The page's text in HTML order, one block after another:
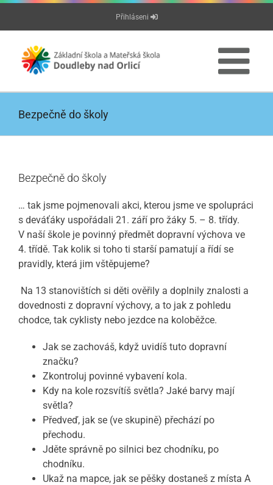
Přeskočit
Přihláseni
Bezpečně do školy
Bezpečně do školy
… tak jsme pojmenovali akci, kterou jsme ve spolupráci
s deváťáky uspořádali 21. září pro žáky 5. – 8. třídy.
V naší škole je povinný předmět dopravní výchova ve
4. třídě. Tak kolik si toho ti starší pamatují a řídí se
pravidly, která jim vštěpujeme?
Na 13 stanovištích si děti ověřily a doplnily znalosti a
dovednosti z dopravní výchovy, a to jak z pohledu
chodce, tak cyklisty nebo jezdce na koloběžce.
Jak se zachováš, když uvidíš tuto dopravní
značku?
Zkontroluj povinné vybavení kola.
Kdy na kole rozsvítíš světla? Jaké barvy mají
světla?
Předveď, jak se (ve skupině) přechází po
přechodu.
Jděte správně po silnici bez chodníku, po
chodníku.
Ukaž na mapce, jak se pěšky dostaneš z místa A